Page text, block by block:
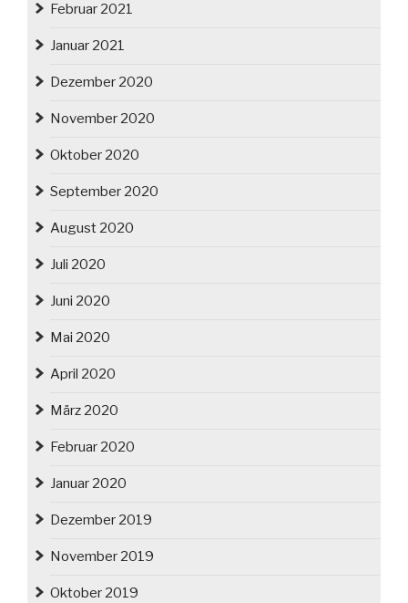
Februar 2021
Januar 2021
Dezember 2020
November 2020
Oktober 2020
September 2020
August 2020
Juli 2020
Juni 2020
Mai 2020
April 2020
März 2020
Februar 2020
Januar 2020
Dezember 2019
November 2019
Oktober 2019